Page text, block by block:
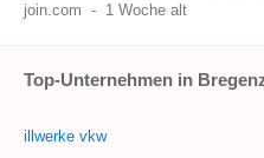
join.com - 1 Woche alt
Top-Unternehmen in
illwerke vkw